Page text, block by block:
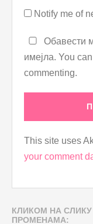
Notify me of
Обавести
имејла. You
commenting.
This site uses
your comment
КЛИКОМ НА
ПРОМЕНАМА: